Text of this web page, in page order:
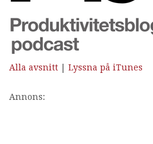
Alla avsnitt Lyssna på iTunes
Annons: